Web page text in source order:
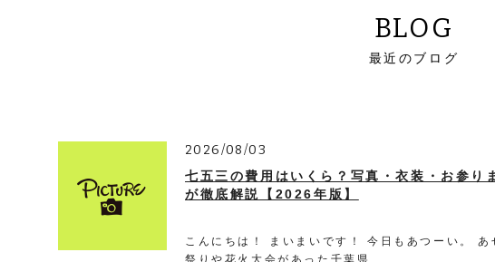
BLOG
最近のブログ
2026/08/03
七五三の費用はいくら？写真・衣装・お参り
が徹底解説【2026年版】
こんにちは！ まいまいです！ 今日もあつーい。
祭りや花火大会があった千葉県…